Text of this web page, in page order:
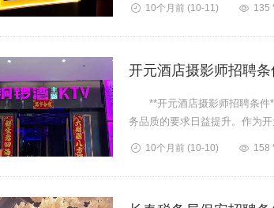
10个月前 (10-11)
开元酒店摄影师招聘条
**开元酒店摄影师招聘条件**
务品质的要求日益提升。作为
10个月前 (10-10)